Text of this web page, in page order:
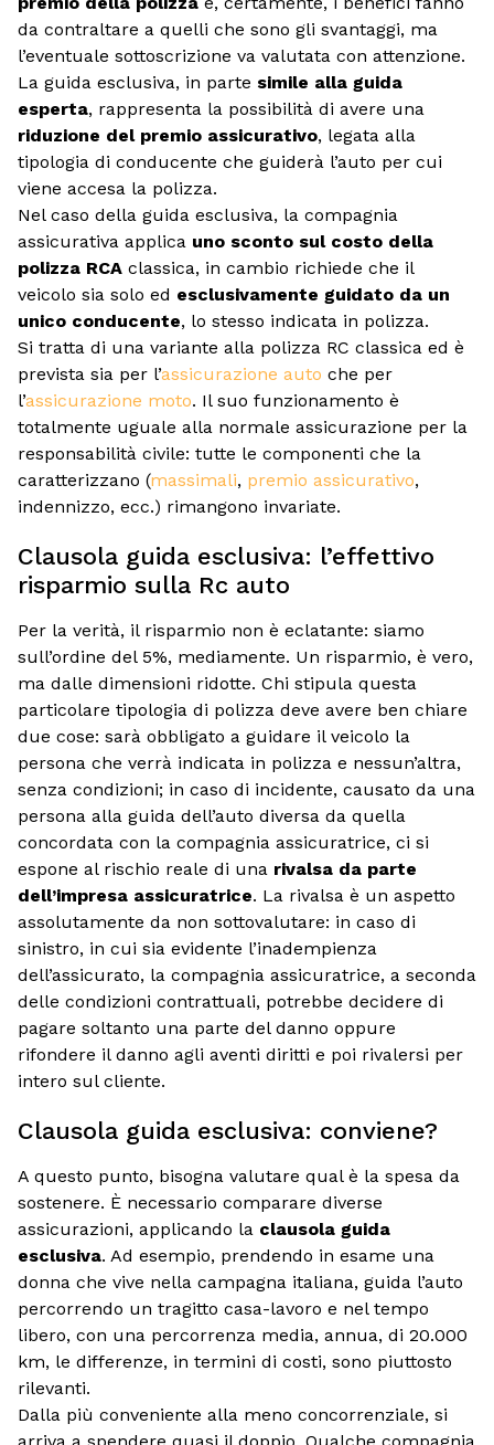
da contraltare a quelli che sono gli svantaggi, ma
l’eventuale sottoscrizione va valutata con attenzione.
La guida esclusiva, in parte simile alla guida
esperta, rappresenta la possibilità di avere una
riduzione del premio assicurativo, legata alla
tipologia di conducente che guiderà l’auto per cui
viene accesa la polizza.
Nel caso della guida esclusiva, la compagnia
assicurativa applica uno sconto sul costo della
polizza RCA classica, in cambio richiede che il
veicolo sia solo ed esclusivamente guidato da un
unico conducente, lo stesso indicata in polizza.
Si tratta di una variante alla polizza RC classica ed è
prevista sia per l’assicurazione auto che per
l’assicurazione moto. Il suo funzionamento è
totalmente uguale alla normale assicurazione per la
responsabilità civile: tutte le componenti che la
caratterizzano (massimali, premio assicurativo,
indennizzo, ecc.) rimangono invariate.
Clausola guida esclusiva: l’effettivo
risparmio sulla Rc auto
Per la verità, il risparmio non è eclatante: siamo
sull’ordine del 5%, mediamente. Un risparmio, è vero,
ma dalle dimensioni ridotte. Chi stipula questa
particolare tipologia di polizza deve avere ben chiare
due cose: sarà obbligato a guidare il veicolo la
persona che verrà indicata in polizza e nessun’altra,
senza condizioni; in caso di incidente, causato da una
persona alla guida dell’auto diversa da quella
concordata con la compagnia assicuratrice, ci si
espone al rischio reale di una rivalsa da parte
dell’impresa assicuratrice. La rivalsa è un aspetto
assolutamente da non sottovalutare: in caso di
sinistro, in cui sia evidente l’inadempienza
dell’assicurato, la compagnia assicuratrice, a seconda
delle condizioni contrattuali, potrebbe decidere di
pagare soltanto una parte del danno oppure
rifondere il danno agli aventi diritti e poi rivalersi per
intero sul cliente.
Clausola guida esclusiva: conviene?
A questo punto, bisogna valutare qual è la spesa da
sostenere. È necessario comparare diverse
assicurazioni, applicando la clausola guida
esclusiva. Ad esempio, prendendo in esame una
donna che vive nella campagna italiana, guida l’auto
percorrendo un tragitto casa-lavoro e nel tempo
libero, con una percorrenza media, annua, di 20.000
km, le differenze, in termini di costi, sono piuttosto
rilevanti.
Dalla più conveniente alla meno concorrenziale, si